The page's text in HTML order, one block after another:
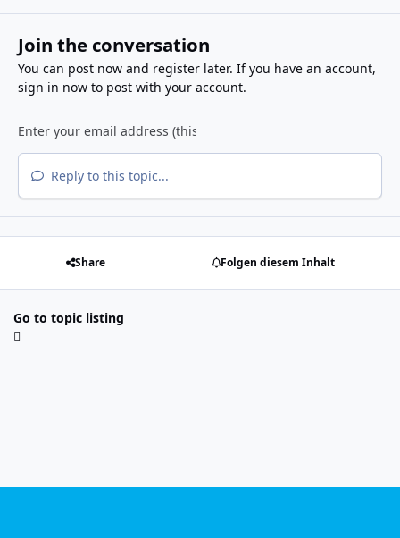
Join the conversation
You can post now and register later. If you have an account,
sign in nowto post with your account.
Reply to this topic...
Share Folgen diesem Inhalt
Go to topic listing